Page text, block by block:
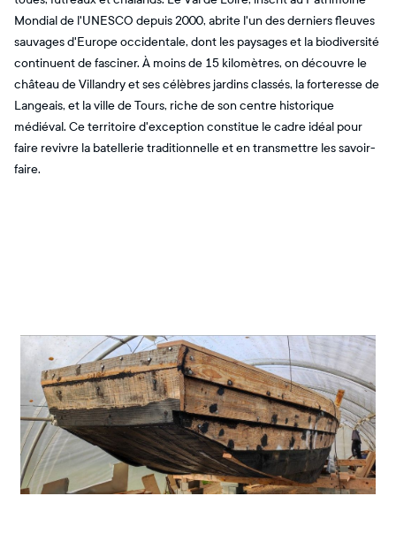
Mondial de l'UNESCO depuis 2000, abrite l'un des derniers fleuves
sauvages d'Europe occidentale, dont les paysages et la biodiversité
continuent de fasciner. À moins de 15 kilomètres, on découvre le
château de Villandry et ses célèbres jardins classés, la forteresse de
Langeais, et la ville de Tours, riche de son centre historique
médiéval. Ce territoire d'exception constitue le cadre idéal pour
faire revivre la batellerie traditionnelle et en transmettre les savoir-
faire.